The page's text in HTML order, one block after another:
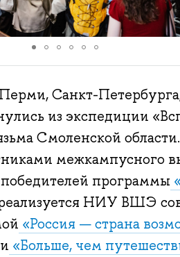
Санкт-
из экспедиции
Смоленской
межкампусного
программы
НИУ ВШЭ
«Россия — страна
«Больше, чем